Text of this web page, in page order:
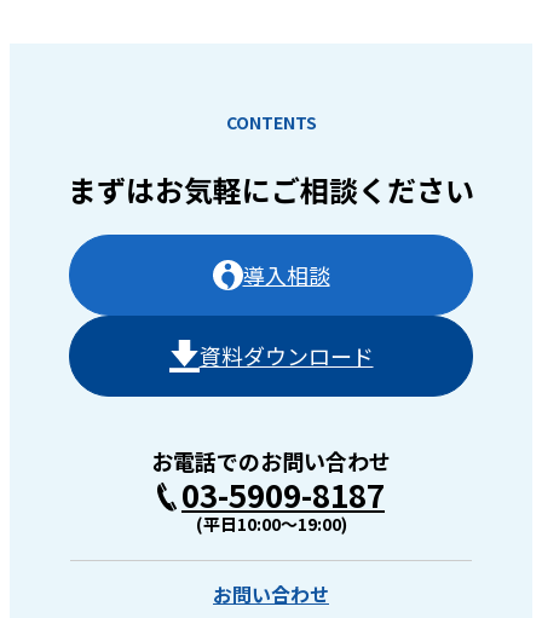
CONTENTS
まずはお気軽にご相談ください
導入相談
資料ダウンロード
お電話でのお問い合わせ
03-5909-8187
(平日10:00〜19:00)
お問い合わせ